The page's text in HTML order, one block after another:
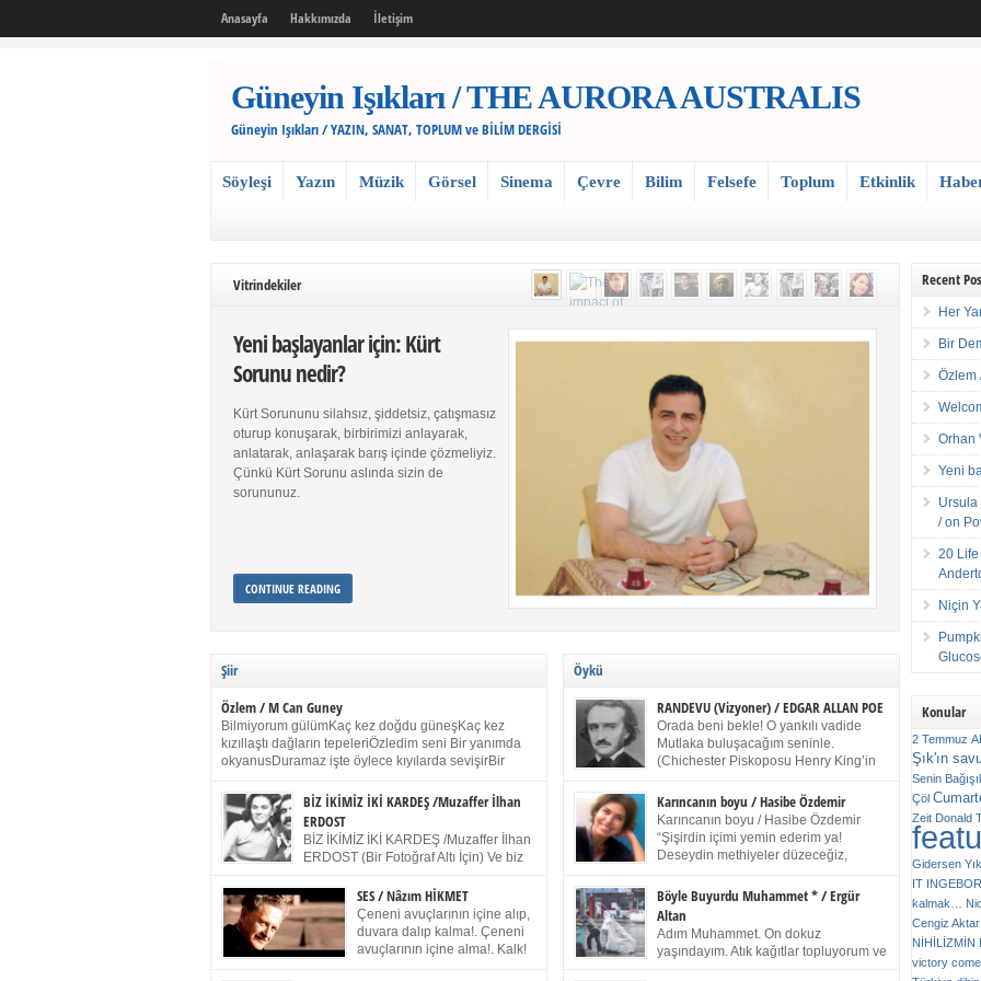
Anasayfa Hakkımızda İletişim
Güneyin Işıkları / THE AURORA AUSTRALIS
Güneyin Işıkları / YAZIN, SANAT, TOPLUM ve BİLİM DERGİSİ
Söyleşi Yazın Müzik Görsel Sinema Çevre Bilim Felsefe Toplum Etkinlik
Vitrindekiler
Yeni başlayanlar için: Kürt
Sorunu nedir?
Kürt Sorununu silahsız, şiddetsiz, çatışmasız
oturup konuşarak, birbirimizi anlayarak,
anlatarak, anlaşarak barış içinde çözmeliyiz.
Çünkü Kürt Sorunu aslında sizin de
sorununuz.
CONTINUE READING
Şiir
Özlem / M Can Guney
Bilmiyorum gülümKaç kez doğdu güneşKaç kez
kızıllaştı dağların tepeleriÖzledim seni Bir yanımda
okyanusDuramaz işte öylece kıyılarda sevişirBir
dururSokulur yalnızlığıma kokun olur Gözlerim bir
buruk gülümsemeDudağımda buğusu
öpüşlerinGeceler boyuÖzledim seni 2004 Haziran
Sydney / Toplumsal Kaynak / Memduh Güney
BİZ İKİMİZ İKİ KARDEŞ /Muzaffer İlhan
ERDOST
BİZ İKİMİZ İKİ KARDEŞ /Muzaffer İlhan
ERDOST (Bir Fotoğraf Altı İçin) Ve biz
Duracağız Fotoğrafımızda durduğumuz gibi Benim
ellerimde kelepçe Yüzümde yapay bir gülüş
(Kelepçeyi yadırgamanın gülüşü belki İlk kez olduğu
için Sonra alıştım Ve unuttum sonra kelepçeyi
SES / Nâzım HİKMET
Çeneni avuçlarının içine alıp,
duvara dalıp kalma!. Çeneni
avuçlarının içine alma!. Kalk!
Öykü
RANDEVU (Vizyoner) / EDGAR ALLAN POE
Orada beni bekle! O yankılı vadide
Mutlaka buluşacağım seninle.
(Chichester Piskoposu Henry King’in
Talihsiz ve gizemli adam! – Sen ki kendi hayal
gücünün parlaklığıyla afalladın, gençliğinin alevleri
arasına düştün! Hayalimde seni tekrar görüyorum!
Bir kez daha önümde duruyor siluetin! – Olduğun –
ah olduğun gibi değil soğuk vadide ve gölgelerin […]
Karıncanın boyu / Hasibe Özdemir
Karıncanın boyu / Hasibe Özdemir
“Şişirdin içimi yemin ederim ya!
Deseydin methiyeler düzeceğiz,
titriyor. “Sana gel demedim kızım.” diyorum sakince.
“Takıldın peşime madem, ne duyarsan
katlanacaksın.” Bir sigara yakıyor. Başını yana yatırıp,
bezmiş annelerin yılgın bakışıyla süzüyor beni.
Kaşlarımı kaldırıp ona bakıyorum ben de. Pes ediyor.
Böyle Buyurdu Muhammet * / Ergür
Altan
Adım Muhammet. On dokuz
yaşındayım. Atık kağıtlar topluyorum ve
Recent
Her
Bir
Özlem
Orhan
Yeni
Ursula
/ on
20
Niçin
Konular
2 Temmuz
Şık'ın
Senin
Çöl
Zeit Donald
Gidersen
IT
kalmak…
Cengiz Aktar
NİHİLİZMİN
victory